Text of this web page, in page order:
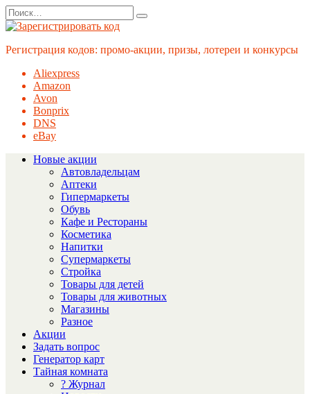
Перейти
к
содержанию
Search
for:
Регистрация кодов: промо-акции, призы, лотереи и конкурсы
Aliexpress
Amazon
Avon
Bonprix
DNS
eBay
Новые акции
Автовладельцам
Аптеки
Гипермаркеты
Обувь
Кафе и Рестораны
Косметика
Напитки
Супермаркеты
Стройка
Товары для детей
Товары для животных
Магазины
Разное
Акции
Задать вопрос
Генератор карт
Тайная комната
? Журнал